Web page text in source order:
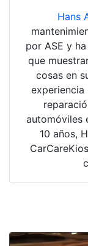
Hans
por ASE y
que
cosas en
automóviles
10 años,